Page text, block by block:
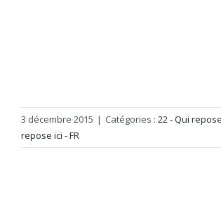
3 décembre 2015 | Catégories : 22 - Qui
repose ici - FR